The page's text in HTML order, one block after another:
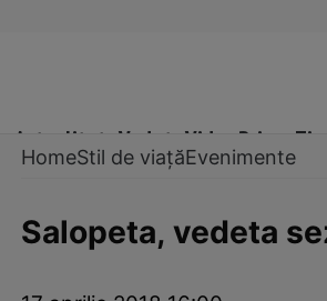
Actualitate Vedete Video Prime
HomeStil de viațăEvenimente
Salopeta, vedeta